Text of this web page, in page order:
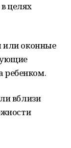
целях
или оконные
ребенком.
вблизи